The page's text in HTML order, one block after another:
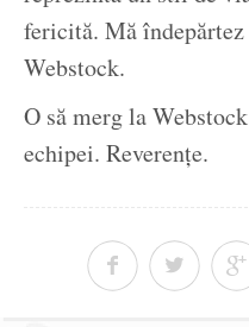
fericită. Mă
Webstock.
O să merg la
echipei. Reverențe.